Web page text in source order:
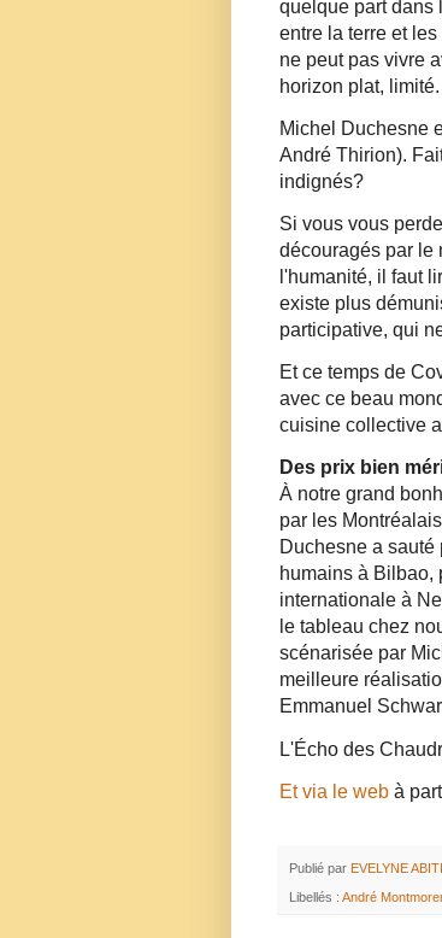
quelque part dans
entre la terre et
ne peut pas vivre
horizon plat, limité.
Michel Duchesne
André Thirion).
indignés?
Si vous vous
découragés par le
l'humanité, il faut
existe plus
participative, qui
Et ce temps de
avec ce beau
cuisine collective
Des prix bien
À notre grand
par les
Duchesne a
humains à Bilbao,
internationale à
le tableau chez
scénarisée par
meilleure
Emmanuel
L'Écho des
Et via le web à
Publié par EVELYNE
Libellés : André